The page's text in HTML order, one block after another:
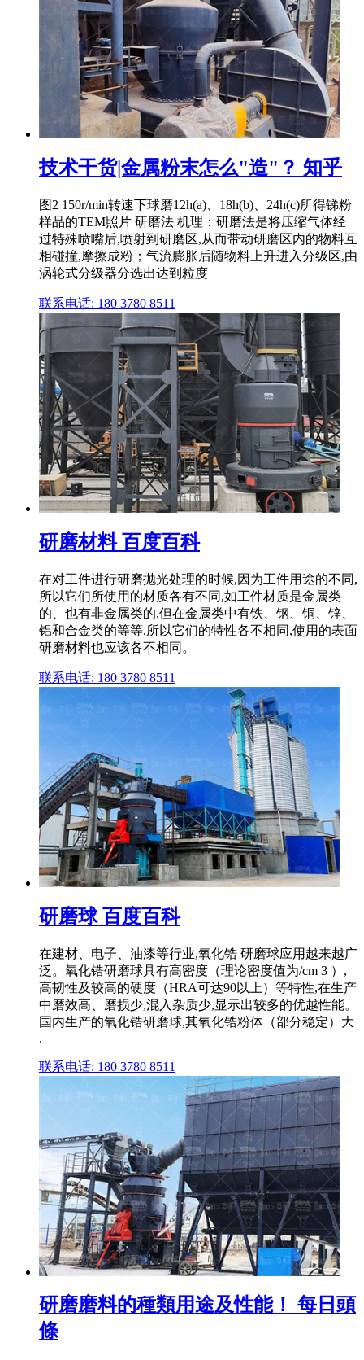
技术干货|金属粉末怎么"造"？ 知乎
图2 150r/min转速下球磨12h(a)、18h(b)、24h(c)所得锑粉
样品的TEM照片 研磨法 机理：研磨法是将压缩气体经
过特殊喷嘴后,喷射到研磨区,从而带动研磨区内的物料互
相碰撞,摩擦成粉；气流膨胀后随物料上升进入分级区,由
涡轮式分级器分选出达到粒度
联系电话: 180 3780 8511
研磨材料 百度百科
在对工件进行研磨抛光处理的时候,因为工件用途的不同,
所以它们所使用的材质各有不同,如工件材质是金属类
的、也有非金属类的,但在金属类中有铁、钢、铜、锌、
铝和合金类的等等,所以它们的特性各不相同,使用的表面
研磨材料也应该各不相同。
联系电话: 180 3780 8511
研磨球 百度百科
在建材、电子、油漆等行业,氧化锆 研磨球应用越来越广
泛。氧化锆研磨球具有高密度（理论密度值为/cm 3 ）,
高韧性及较高的硬度（HRA可达90以上）等特性,在生产
中磨效高、磨损少,混入杂质少,显示出较多的优越性能。
国内生产的氧化锆研磨球,其氧化锆粉体（部分稳定）大
.
联系电话: 180 3780 8511
研磨磨料的種類用途及性能！ 每日頭
條